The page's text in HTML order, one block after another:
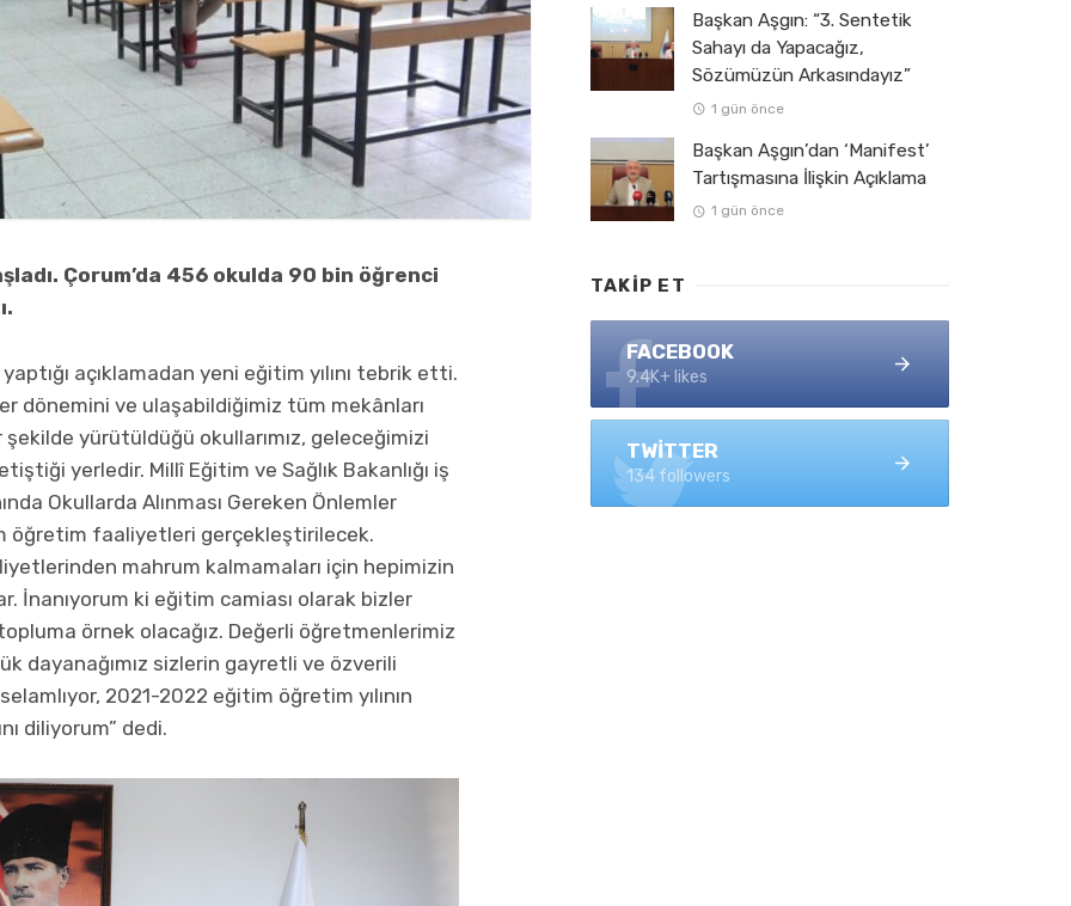
Çorum’da 456 okulda 90 bin öğrenci
açıklamadan yeni eğitim yılını tebrik etti.
dönemini ve ulaşabildiğimiz tüm mekânları
yürütüldüğü okullarımız, geleceğimizi
yerledir. Millî Eğitim ve Sağlık Bakanlığı iş
Okullarda Alınması Gereken Önlemler
öğretim faaliyetleri gerçekleştirilecek.
mahrum kalmamaları için hepimizin
İnanıyorum ki eğitim camiası olarak bizler
örnek olacağız. Değerli öğretmenlerimiz
dayanağımız sizlerin gayretli ve özverili
2021-2022 eğitim öğretim yılının
diliyorum” dedi.
Başkan Aşgın: “3. Sentetik
Sahayı da Yapacağız,
Sözümüzün Arkasındayız”
1 gün önce
Başkan Aşgın’dan ‘Manifest’
Tartışmasına İlişkin Açıklama
1 gün önce
TAKIP ET
FACEBOOK
9.4K+ likes
TWITTER
134 followers